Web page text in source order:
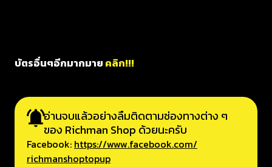
บัตรอื่นๆอีกมากมาย คลิก!!!
อ่านจบแล้วอย่างลืมติดตามช่องทางต่าง ๆ
ของ Richman Shop ด้วยนะครับ
Facebook: https://www.facebook.com/
richmanshoptopup